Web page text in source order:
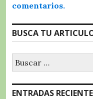
comentarios.
BUSCA TU
ENTRADAS